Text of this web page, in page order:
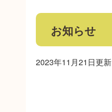
お知らせ
2023年11月21日更新